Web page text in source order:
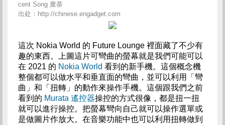
cent Song 糜荼
出处：http://chinese.engadget.com
這次 Nokia World 的 Future Lounge 裡面藏了不少有
趣的東西。上圖這片可彎曲的螢幕就是我們可能可以
在 2021 的 Nokia World 看到的新手機。這個概念機
整個都可以做水平和垂直面的彎曲，並可以利用「彎
曲」和「扭轉」的動作來操作手機。這個跟我們之前
看到的 Murata 遙控器操控的方式很像，都是扭一扭
就可以進行操控。把螢幕彎向自己就可以操作選單或
是做圖片作放大。在音樂功能中也可以利用扭轉做到